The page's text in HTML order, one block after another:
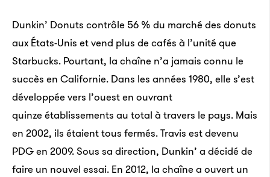
Dunkin’ Donuts contrôle 56 % du marché des donuts
aux États-Unis et vend plus de cafés à l’unité que
Starbucks. Pourtant, la chaîne n’a jamais connu le
succès en Californie. Dans les années 1980, elle s’est
développée vers l’ouest en ouvrant
quinze établissements au total à travers le pays. Mais
en 2002, ils étaient tous fermés. Travis est devenu
PDG en 2009. Sous sa direction, Dunkin’ a décidé de
faire un nouvel essai. En 2012, la chaîne a ouvert un